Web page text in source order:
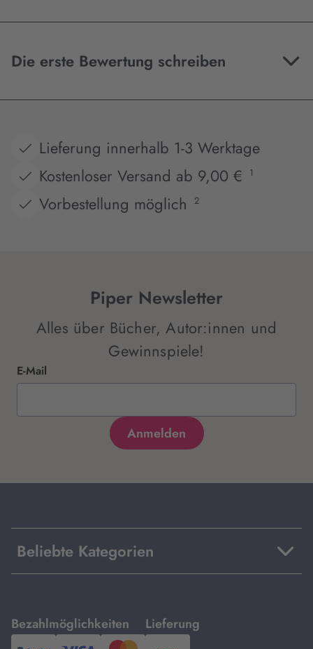
Die erste Bewertung schreiben
Lieferung innerhalb 1-3 Werktage
Kostenloser Versand ab 9,00 €
1
Vorbestellung möglich 2
Piper Newsletter
Alles über Bücher, Autor:innen und
Gewinnspiele!
E-Mail
Beliebte Kategorien
Bezahlmöglichkeiten
mit
Lieferung
mit